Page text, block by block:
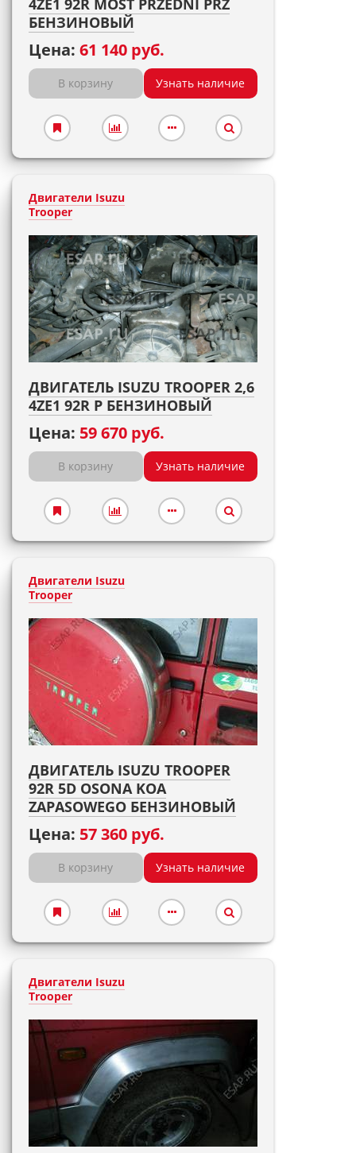
4ZE1 92R MOST PRZEDNI PRZ
БЕНЗИНОВЫЙ
Цена: 61 140 руб.
В корзину Узнать наличие
Двигатели Isuzu
Trooper
ДВИГАТЕЛЬ ISUZU TROOPER 2,6
4ZE1 92R P БЕНЗИНОВЫЙ
Цена: 59 670 руб.
В корзину Узнать наличие
Двигатели Isuzu
Trooper
ДВИГАТЕЛЬ ISUZU TROOPER
92R 5D OSONA KOA
ZAPASOWEGO БЕНЗИНОВЫЙ
Цена: 57 360 руб.
В корзину Узнать наличие
Двигатели Isuzu
Trooper